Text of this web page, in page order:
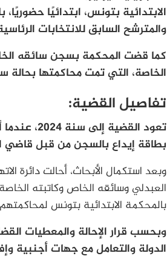
والمترشح السابق للانتخابات الرئاسية لسنة 2014 سمير العبدلي، في قضية
الخاصة، التي تمت محاكمتها بحالة
تفاصيل القضية:
تعود
بطاقة إيداع بالسجن من قبل قاضي
وبعد استكمال الأبحاث، أحالت دائرة
العبدلي وسائقه الخاص وكاتبته
بالمحكمة الابتدائية بتونس
وبحسب قرار الإحالة والمعطيات
الدولة والتعامل مع جهات أجنبية